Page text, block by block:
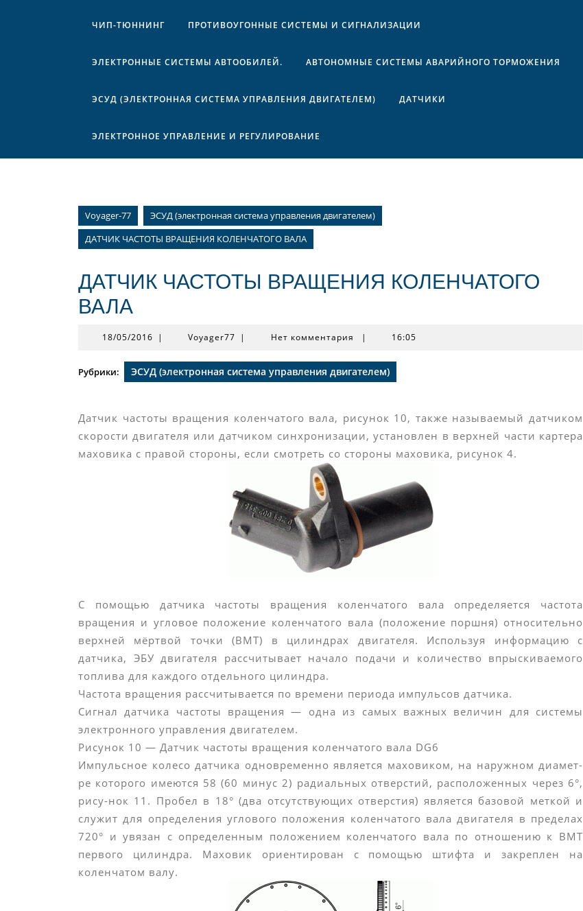
ЧИП-ТЮННИНГ ПРОТИВОУГОННЫЕ СИСТЕМЫ И СИГНАЛИЗАЦИИ
ЭЛЕКТРОННЫЕ СИСТЕМЫ АВТООБИЛЕЙ. АВТОНОМНЫЕ СИСТЕМЫ АВАРИЙНОГО ТОРМОЖЕНИЯ
ЭСУД (ЭЛЕКТРОННАЯ СИСТЕМА УПРАВЛЕНИЯ ДВИГАТЕЛЕМ) ДАТЧИКИ
ЭЛЕКТРОННОЕ УПРАВЛЕНИЕ И РЕГУЛИРОВАНИЕ
Voyager-77
ЭСУД (электронная система управления двигателем)
ДАТЧИК ЧАСТОТЫ ВРАЩЕНИЯ КОЛЕНЧАТОГО ВАЛА
ДАТЧИК ЧАСТОТЫ ВРАЩЕНИЯ КОЛЕНЧАТОГО
ВАЛА
18/05/2016 18/05/2016
| Voyager77 Voyager77
| Нет комментария | 16:05
Рубрики: ЭСУД (электронная система управления двигателем)
Датчик частоты вращения коленчатого вала, рисунок 10, также называемый датчиком
скорости двигателя или датчиком синхронизации, установлен в верхней части картера
маховика с правой стороны, если смотреть со стороны маховика, рисунок 4.
С помощью датчика частоты вращения коленчатого вала определяется частота
вращения и угловое положение коленчатого вала (положение поршня) относительно
верхней мёртвой точки (ВМТ) в цилиндрах двигателя. Используя информацию с
датчика, ЭБУ двигателя рассчитывает начало подачи и количество впрыскиваемого
топлива для каждого отдельного цилиндра.
Частота вращения рассчитывается по времени периода импульсов датчика.
Сигнал датчика частоты вращения — одна из самых важных величин для системы
электронного управления двигателем.
Рисунок 10 — Датчик частоты вращения коленчатого вала DG6
Импульсное колесо датчика одновременно является маховиком, на наружном диамет-
ре которого имеются 58 (60 минус 2) радиальных отверстий, расположенных через 6°,
рису-нок 11. Пробел в 18° (два отсутствующих отверстия) является базовой меткой и
служит для определения углового положения коленчатого вала двигателя в пределах
720° и увязан с определенным положением коленчатого вала по отношению к ВМТ
первого цилиндра. Маховик ориентирован с помощью штифта и закреплен на
коленчатом валу.